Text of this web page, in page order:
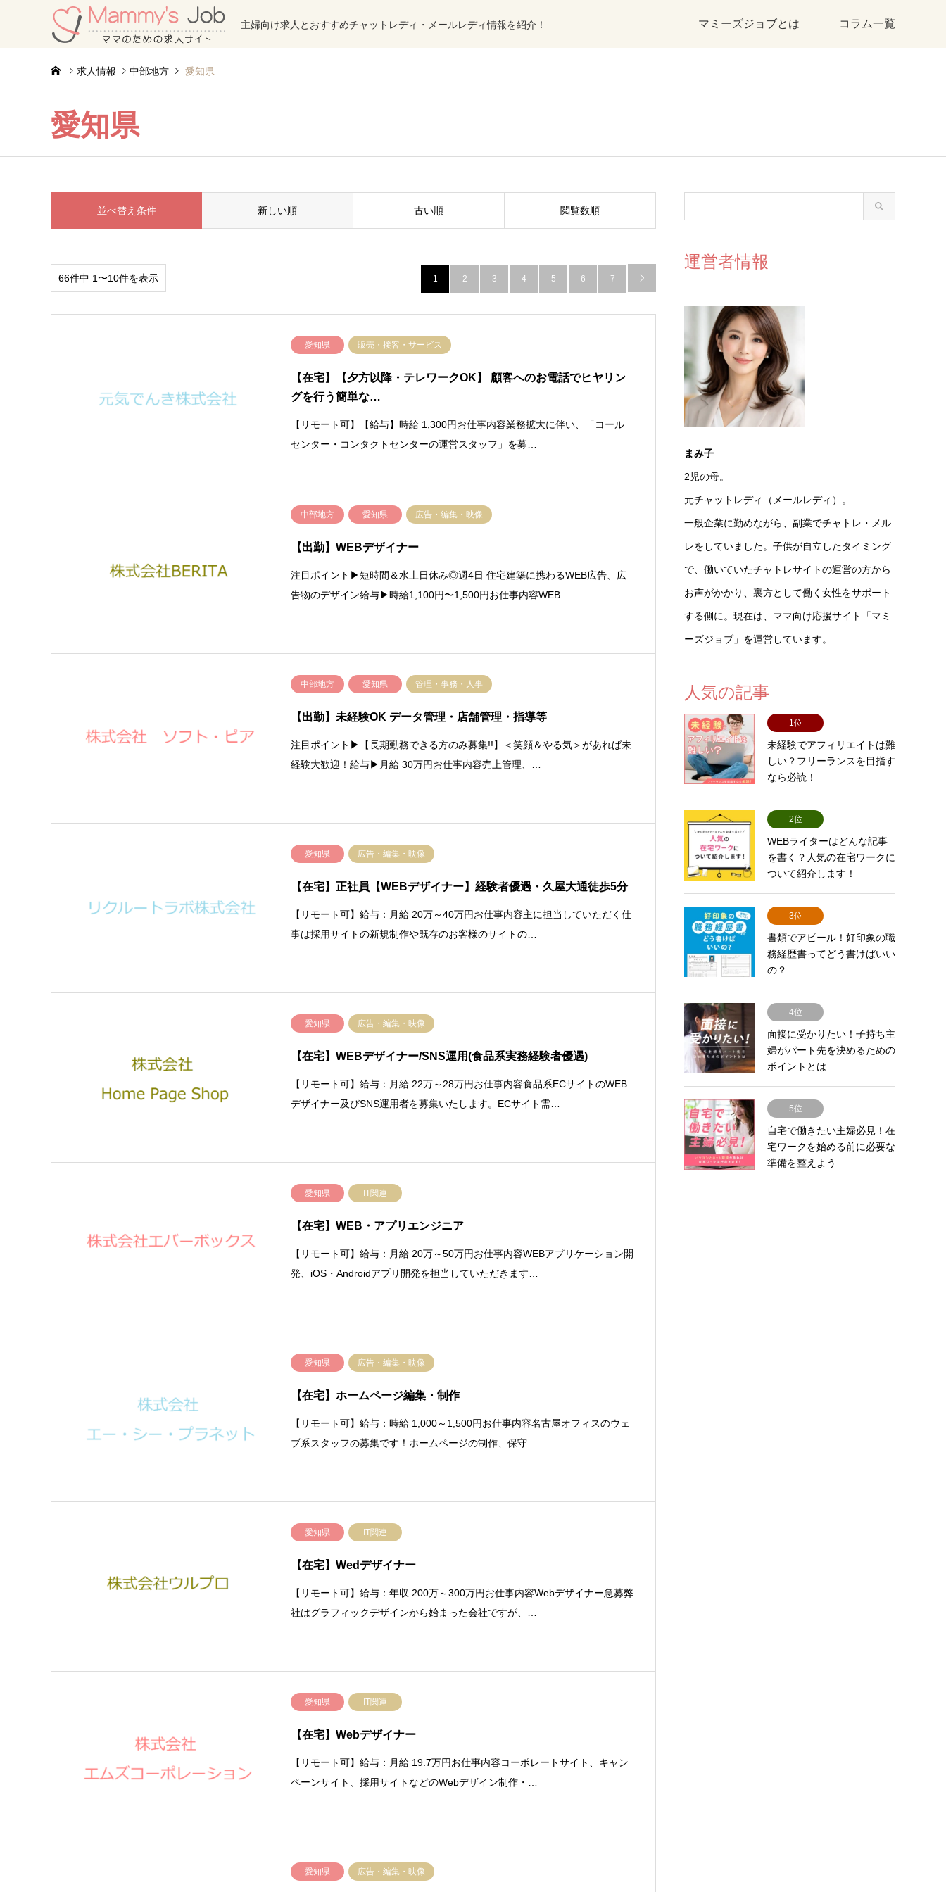
主婦向け求人とおすすめチャットレディ・メールレディ情報を紹介！ マミーズジョブとは コラム一覧
求人情報 中部地方 愛知県
愛知県
並べ替え条件 新しい順 古い順 閲覧数順
66件中 1〜10件を表示 1 2 3 4 5 6 7 
愛知県 販売・接客・サービス
【在宅】【夕方以降・テレワークOK】 顧客へのお電話でヒヤリン
グを行う簡単な…
【リモート可】【給与】時給 1,300円お仕事内容業務拡大に伴い、「コール
センター・コンタクトセンターの運営スタッフ」を募…
中部地方 愛知県 広告・編集・映像
【出勤】WEBデザイナー
注目ポイント▶短時間＆水土日休み◎週4日 住宅建築に携わるWEB広告、広
告物のデザイン給与▶時給1,100円〜1,500円お仕事内容WEB…
中部地方 愛知県 管理・事務・人事
【出勤】未経験OK データ管理・店舗管理・指導等
注目ポイント▶【長期勤務できる方のみ募集!!】＜笑顔＆やる気＞があれば未
経験大歓迎！給与▶月給 30万円お仕事内容売上管理、…
愛知県 広告・編集・映像
【在宅】正社員【WEBデザイナー】経験者優遇・久屋大通徒歩5分
【リモート可】給与：月給 20万～40万円お仕事内容主に担当していただく仕
事は採用サイトの新規制作や既存のお客様のサイトの…
愛知県 広告・編集・映像
【在宅】WEBデザイナー/SNS運用(食品系実務経験者優遇)
【リモート可】給与：月給 22万～28万円お仕事内容食品系ECサイトのWEB
デザイナー及びSNS運用者を募集いたします。ECサイト需…
愛知県 IT関連
【在宅】WEB・アプリエンジニア
【リモート可】給与：月給 20万～50万円お仕事内容WEBアプリケーション開
発、iOS・Androidアプリ開発を担当していただきます…
愛知県 広告・編集・映像
【在宅】ホームページ編集・制作
【リモート可】給与：時給 1,000～1,500円お仕事内容名古屋オフィスのウェ
ブ系スタッフの募集です！ホームページの制作、保守…
愛知県 IT関連
【在宅】Wedデザイナー
【リモート可】給与：年収 200万～300万円お仕事内容Webデザイナー急募弊
社はグラフィックデザインから始まった会社ですが、…
愛知県 IT関連
【在宅】Webデザイナー
【リモート可】給与：月給 19.7万円お仕事内容コーポレートサイト、キャン
ペーンサイト、採用サイトなどのWebデザイン制作・…
愛知県 広告・編集・映像
運営者情報
まみ子
2児の母。
元チャットレディ（メールレディ）。
一般企業に勤めながら、副業でチャトレ・メル
レをしていました。子供が自立したタイミング
で、働いていたチャトレサイトの運営の方から
お声がかかり、裏方として働く女性をサポート
する側に。現在は、ママ向け応援サイト「マミ
ーズジョブ」を運営しています。
人気の記事
1位
未経験でアフィリエイトは難
しい？フリーランスを目指す
なら必読！
2位
WEBライターはどんな記事
を書く？人気の在宅ワークに
ついて紹介します！
3位
書類でアピール！好印象の職
務経歴書ってどう書けばいい
の？
4位
面接に受かりたい！子持ち主
婦がパート先を決めるための
ポイントとは
5位
自宅で働きたい主婦必見！在
宅ワークを始める前に必要な
準備を整えよう